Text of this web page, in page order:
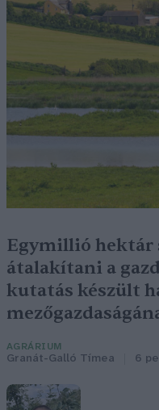
Egymillió hektár
átalakítani a
kutatás készült
AGRÁRIUM
Granát-Galló Tímea 6